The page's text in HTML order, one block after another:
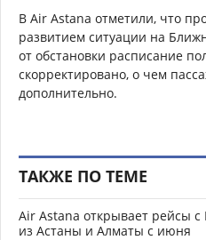
В Air Astana отметили, что
развитием ситуации на
от обстановки расписание
скорректировано, о чем
дополнительно.
ТАКЖЕ ПО ТЕМЕ
Air Astana открывает рейсы
из Астаны и Алматы с июня